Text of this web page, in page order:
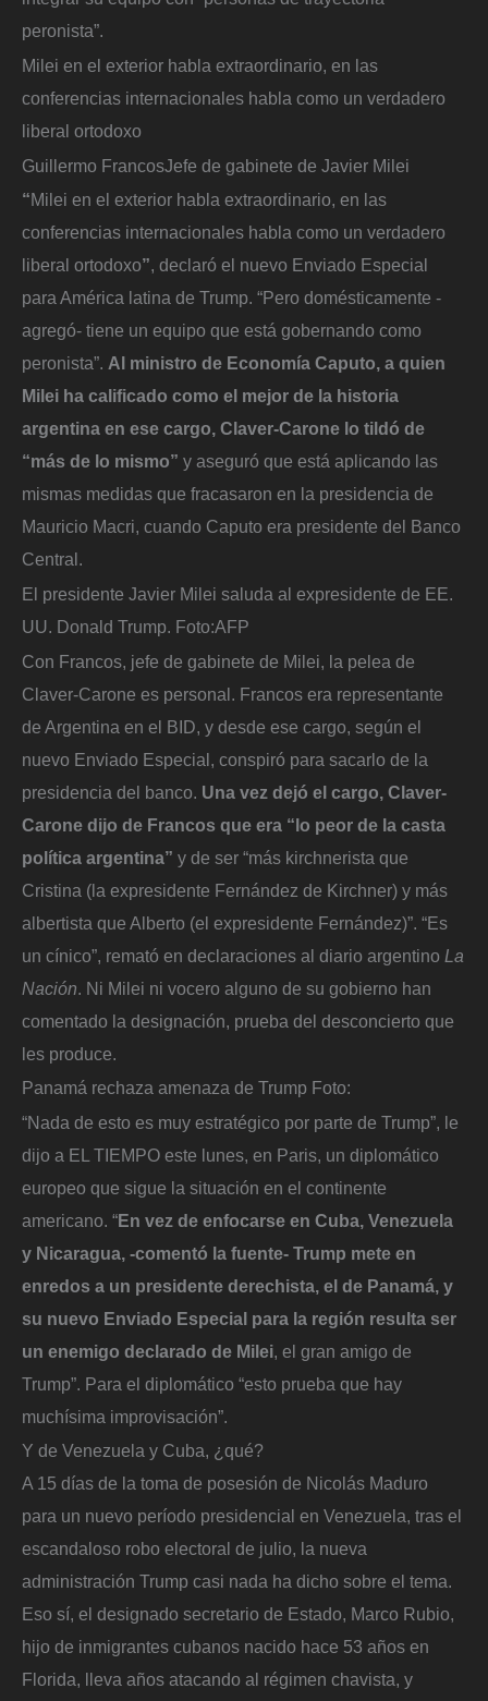
peronista”.
Milei en el exterior habla extraordinario, en las
conferencias internacionales habla como un verdadero
liberal ortodoxo
Guillermo FrancosJefe de gabinete de Javier Milei
“Milei en el exterior habla extraordinario, en las
conferencias internacionales habla como un verdadero
liberal ortodoxo”, declaró el nuevo Enviado Especial
para América latina de Trump. “Pero domésticamente -
agregó- tiene un equipo que está gobernando como
peronista”. Al ministro de Economía Caputo, a quien
Milei ha calificado como el mejor de la historia
argentina en ese cargo, Claver-Carone lo tildó de
“más de lo mismo” y aseguró que está aplicando las
mismas medidas que fracasaron en la presidencia de
Mauricio Macri, cuando Caputo era presidente del Banco
Central.
El presidente Javier Milei saluda al expresidente de EE.
UU. Donald Trump. Foto:AFP
Con Francos, jefe de gabinete de Milei, la pelea de
Claver-Carone es personal. Francos era representante
de Argentina en el BID, y desde ese cargo, según el
nuevo Enviado Especial, conspiró para sacarlo de la
presidencia del banco. Una vez dejó el cargo, Claver-
Carone dijo de Francos que era “lo peor de la casta
política argentina” y de ser “más kirchnerista que
Cristina (la expresidente Fernández de Kirchner) y más
albertista que Alberto (el expresidente Fernández)”. “Es
un cínico”, remató en declaraciones al diario argentino La
Nación . Ni Milei ni vocero alguno de su gobierno han
comentado la designación, prueba del desconcierto que
les produce.
Panamá rechaza amenaza de Trump Foto:
“Nada de esto es muy estratégico por parte de Trump”, le
dijo a EL TIEMPO este lunes, en Paris, un diplomático
europeo que sigue la situación en el continente
americano. “En vez de enfocarse en Cuba, Venezuela
y Nicaragua, -comentó la fuente- Trump mete en
enredos a un presidente derechista, el de Panamá, y
su nuevo Enviado Especial para la región resulta ser
un enemigo declarado de Milei, el gran amigo de
Trump”. Para el diplomático “esto prueba que hay
muchísima improvisación”.
Y de Venezuela y Cuba, ¿qué?
A 15 días de la toma de posesión de Nicolás Maduro
para un nuevo período presidencial en Venezuela, tras el
escandaloso robo electoral de julio, la nueva
administración Trump casi nada ha dicho sobre el tema.
Eso sí, el designado secretario de Estado, Marco Rubio,
hijo de inmigrantes cubanos nacido hace 53 años en
Florida, lleva años atacando al régimen chavista, y